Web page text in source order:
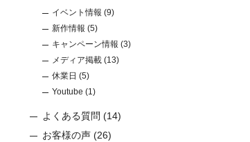
イベント情報 (9)
新作情報 (5)
キャンペーン情報 (3)
メディア掲載 (13)
休業日 (5)
Youtube (1)
よくある質問 (14)
お客様の声(26)